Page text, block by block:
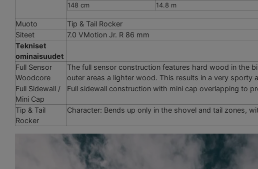
148 cm
14.8 m
Muoto
Tip & Tail Rocker
Siteet
7.0 VMotion Jr. R 86 mm
Tekniset
ominaisuudet
Full Sensor
Woodcore
The full sensor construction features hard wood in the
outer areas a lighter wood. This results in a very sporty
Full Sidewall /
Mini Cap
Full sidewall construction with mini cap overlapping to
Tip & Tail
Rocker
Character: Bends up only in the shovel and tail zones,